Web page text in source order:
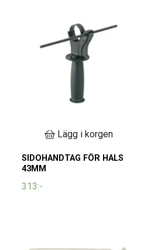
Lägg i korgen
SIDOHANDTAG FÖR HALS
43MM
313:-